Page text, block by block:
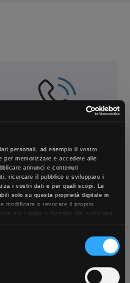
personali, ad esempio il vostro
per memorizzare e accedere alle
annunci e contenuti
ricercare il pubblico e sviluppare i
i vostri dati e per quali scopi. Le
solo su questa proprietà digitale in
modificare o revocare il proprio
sui cookie o facendo clic sull'icona
geografica, con un'approssimazione di
attivamente alla ricerca di
×
Ti affiancheremo passo dopo passo
Punti vendita